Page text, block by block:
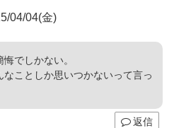
04/04(金)
でしかない。
ことしか思いつかないって言っ
返信